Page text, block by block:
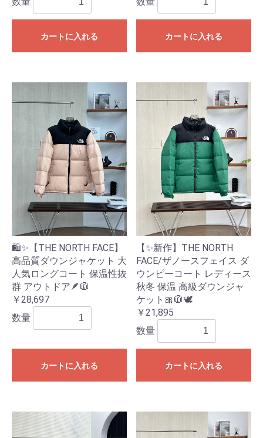
カートに入れる カートに入れる
🛍️✨【THE NORTH FACE】
高品質ダウンジャケット 大
人気ロングコート 保温性抜
群 アウトドア🪶🧥
￥28,697
数量
カートに入れる
【✨新作】THE NORTH
FACE/ザノースフェイス ダ
ウンピーコート レディース
秋冬 保温 高級ダウンジャ
ケット🎀🧥🕊️
￥21,895
数量
カートに入れる